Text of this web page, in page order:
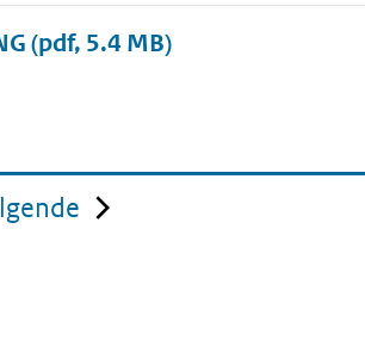
(pdf, 5.4 MB)
pagina